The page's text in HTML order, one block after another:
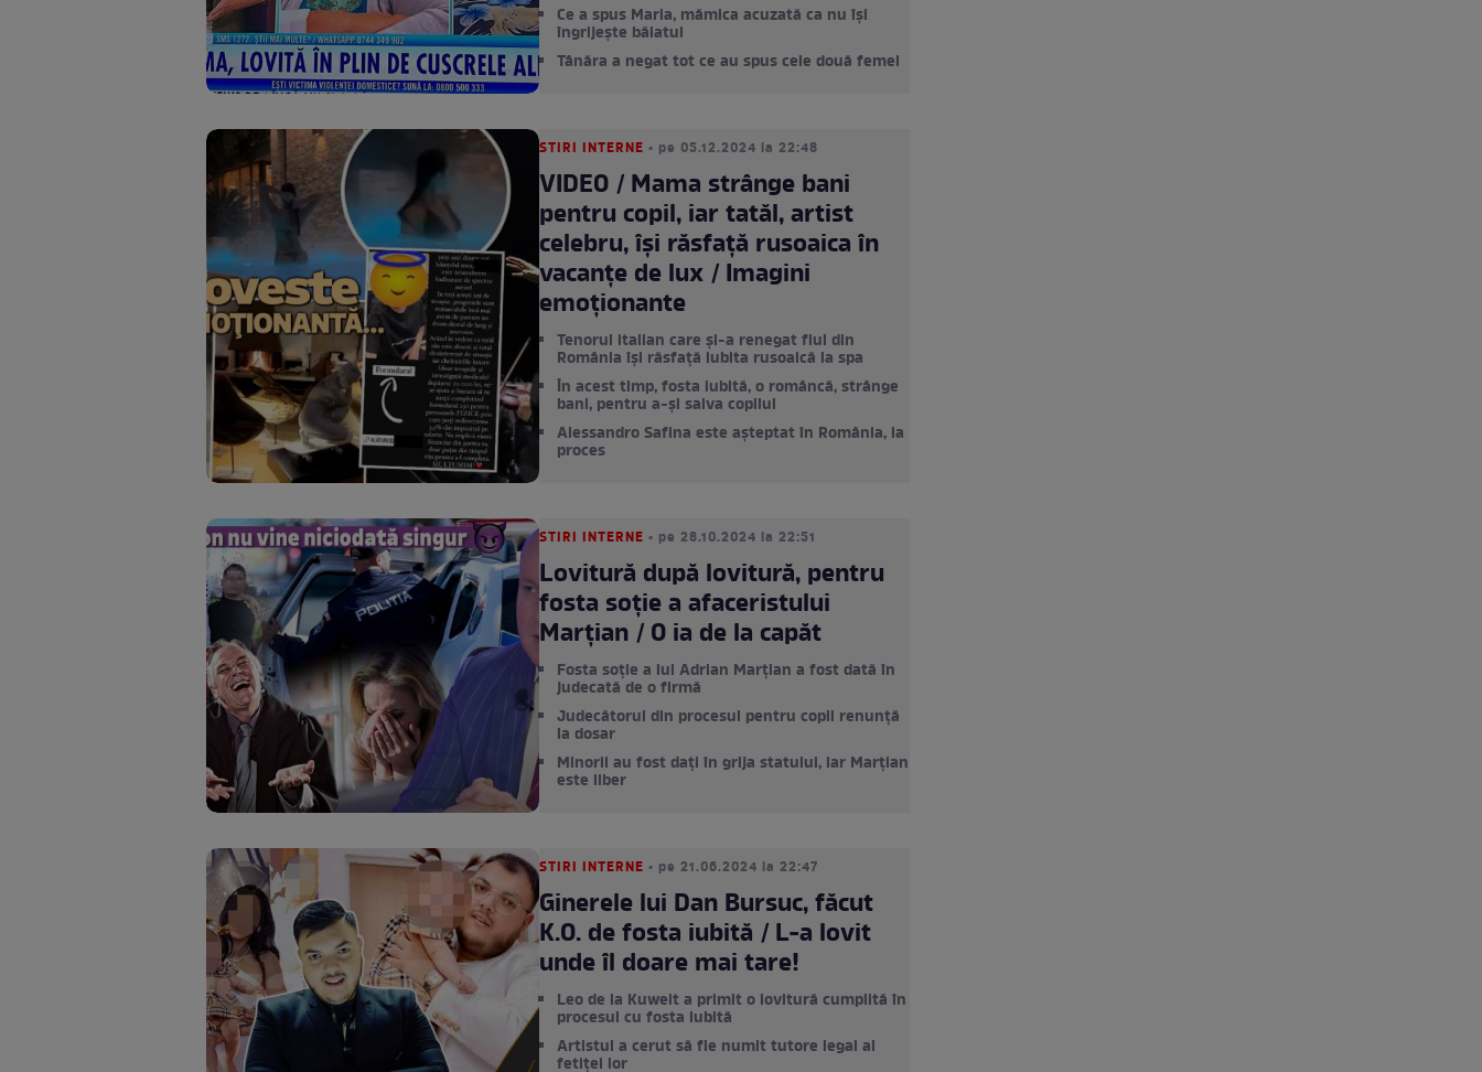
Ce a spus Maria, mămica acuzată ca nu își
îngrijește băiatul
Tânăra a negat tot ce au spus cele două femei
STIRI INTERNE • pe 05.12.2024 la 22:48
VIDEO / Mama strânge bani
pentru copil, iar tatăl, artist
celebru, își răsfață rusoaica în
vacanțe de lux / Imagini
emoționante
Tenorul italian care și-a renegat fiul din
România își răsfață iubita rusoaică la spa
În acest timp, fosta iubită, o româncă, strânge
bani, pentru a-și salva copilul
Alessandro Safina este așteptat în România, la
proces
STIRI INTERNE • pe 28.10.2024 la 22:51
Lovitură după lovitură, pentru
fosta soție a afaceristului
Marțian / O ia de la capăt
Fosta soție a lui Adrian Marțian a fost dată în
judecată de o firmă
Judecătorul din procesul pentru copii renunță
la dosar
Minorii au fost dați în grija statului, iar Marțian
este liber
STIRI INTERNE • pe 21.06.2024 la 22:47
Ginerele lui Dan Bursuc, făcut
K.O. de fosta iubită / L-a lovit
unde îl doare mai tare!
Leo de la Kuweit a primit o lovitură cumplită în
procesul cu fosta iubită
Artistul a cerut să fie numit tutore legal al
fetiței lor